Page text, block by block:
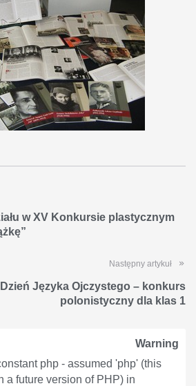
w XV Konkursie plastycznym
Następny artykuł
Języka Ojczystego – konkurs
polonistyczny dla klas 1
Warning
php - assumed 'php' (this
a future version of PHP) in